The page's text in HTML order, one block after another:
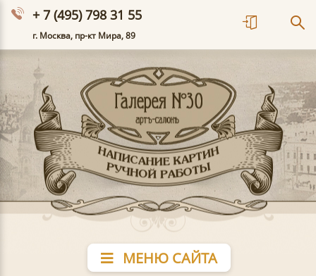
+ 7 (495) 798 31 55
г. Москва, пр-кт Мира, 89
МЕНЮ САЙТА